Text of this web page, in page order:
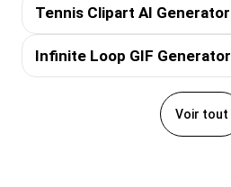
Tennis Clipart AI Generator
Infinite Loop GIF Generator
Voir tout